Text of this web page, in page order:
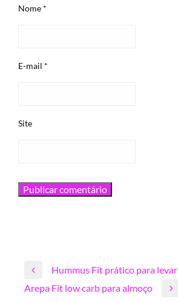
Nome *
E-mail *
Site
Navegação
de
Previous
Post
Hummus Fit prático para levar
Next
Arepa Fit low carb para almoço